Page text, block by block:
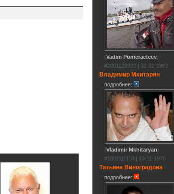
(Vadim Pomeraetcev)
#2001120330 | 01-01-1963
Владимир Мхитарян
подробнее:
(Vladimir Mkhitaryan)
#1001111118 | 10-11-1970
Татьяна Виноградова
подробнее: